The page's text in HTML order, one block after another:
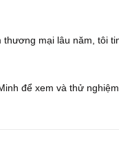
mại lâu năm, tôi
để xem và thử